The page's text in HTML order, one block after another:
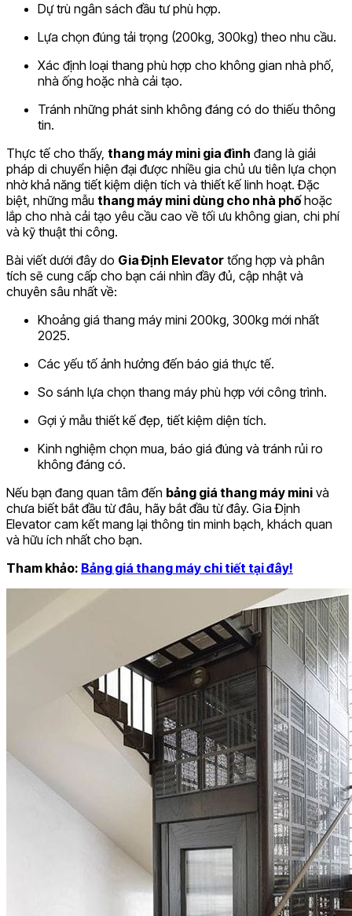
Dự trù ngân sách đầu tư phù hợp.
Lựa chọn đúng tải trọng (200kg, 300kg) theo nhu cầu.
Xác định loại thang phù hợp cho không gian nhà phố,
nhà ống hoặc nhà cải tạo.
Tránh những phát sinh không đáng có do thiếu thông
tin.
Thực tế cho thấy, thang máy mini gia đình đang là giải
pháp di chuyển hiện đại được nhiều gia chủ ưu tiên lựa chọn
nhờ khả năng tiết kiệm diện tích và thiết kế linh hoạt. Đặc
biệt, những mẫu thang máy mini dùng cho nhà phốhoặc
lắp cho nhà cải tạo yêu cầu cao về tối ưu không gian, chi phí
và kỹ thuật thi công.
Bài viết dưới đây do Gia Định Elevator tổng hợp và phân
tích sẽ cung cấp cho bạn cái nhìn đầy đủ, cập nhật và
chuyên sâu nhất về:
Khoảng giá thang máy mini 200kg, 300kg mới nhất
2025.
Các yếu tố ảnh hưởng đến báo giá thực tế.
So sánh lựa chọn thang máy phù hợp với công trình.
Gợi ý mẫu thiết kế đẹp, tiết kiệm diện tích.
Kinh nghiệm chọn mua, báo giá đúng và tránh rủi ro
không đáng có.
Nếu bạn đang quan tâm đến bảng giá thang máy mini và
chưa biết bắt đầu từ đâu, hãy bắt đầu từ đây. Gia Định
Elevator cam kết mang lại thông tin minh bạch, khách quan
và hữu ích nhất cho bạn.
Tham khảo: Bảng giá thang máy chi tiết tại đây!